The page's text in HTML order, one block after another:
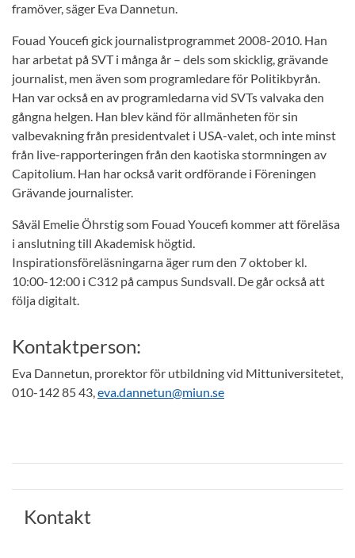
framöver, säger Eva Dannetun.
Fouad Youcefi gick journalistprogrammet 2008-2010. Han
har arbetat på SVT i många år – dels som skicklig, grävande
journalist, men även som programledare för Politikbyrån.
Han var också en av programledarna vid SVTs valvaka den
gångna helgen. Han blev känd för allmänheten för sin
valbevakning från presidentvalet i USA-valet, och inte minst
från live-rapporteringen från den kaotiska stormningen av
Capitolium. Han har också varit ordförande i Föreningen
Grävande journalister.
Såväl Emelie Öhrstig som Fouad Youcefi kommer att föreläsa
i anslutning till Akademisk högtid.
Inspirationsföreläsningarna äger rum den 7 oktober kl.
10:00-12:00 i C312 på campus Sundsvall. De går också att
följa digitalt.
Kontaktperson:
Eva Dannetun, prorektor för utbildning vid Mittuniversitetet,
010-142 85 43,eva.dannetun@miun.se
Kontakt